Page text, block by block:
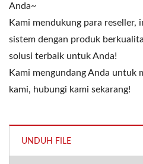
Anda~
Kami mendukung para reseller,
sistem dengan produk
solusi terbaik untuk Anda!
Kami mengundang Anda untuk
kami, hubungi kami sekarang!
UNDUH FILE